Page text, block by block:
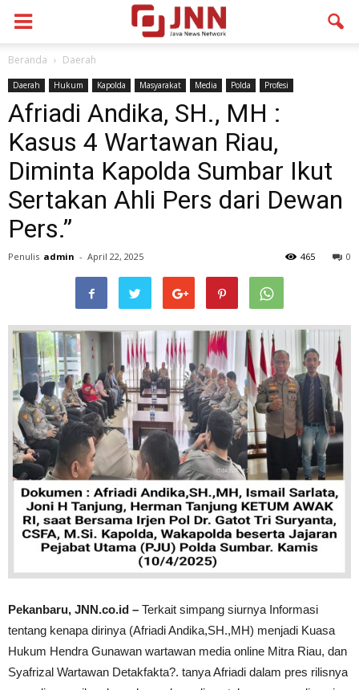
Beranda Daerah
Daerah Hukum Kapolda Masyarakat Media Polda Profesi
Afriadi Andika, SH., MH :
Kasus 4 Wartawan Riau,
Diminta Kapolda Sumbar Ikut
Sertakan Ahli Pers dari Dewan
Pers.”
Penulis admin - April 22, 2025 0
465
Pekanbaru, JNN.co.id – Terkait simpang siurnya Informasi
tentang kenapa dirinya (Afriadi Andika,SH.,MH) menjadi Kuasa
Hukum Hendra Gunawan wartawan media online Mitra Riau, dan
Syafrizal Wartawan Detakfakta?. tanya Afriadi dalam pres rilisnya